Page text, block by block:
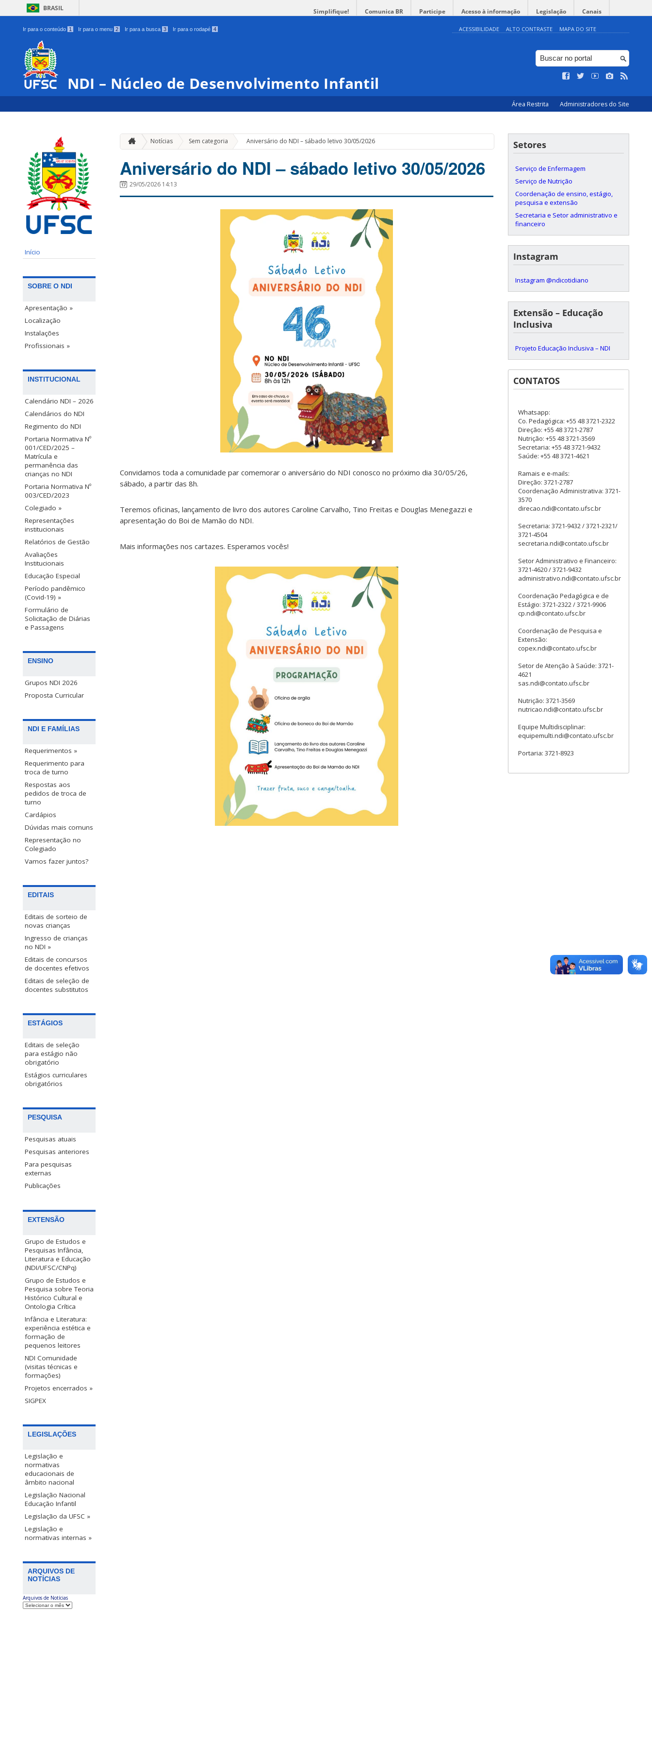
BRASIL Simplifique! Comunica BR Participe Acesso à informação Legislação Canais
Ir para o conteúdo 1 Ir para o menu 2 Ir para a busca 3 Ir para o rodapé 4 ACESSIBILIDADE ALTO CONTRASTE MAPA DO SITE
NDI – Núcleo de Desenvolvimento Infantil
Área Restrita Administradores do Site
Início
SOBRE O NDI
Apresentação »
Localização
Instalações
Profissionais »
INSTITUCIONAL
Calendário NDI – 2026
Calendários do NDI
Regimento do NDI
Portaria Normativa Nº
001/CED/2025 –
Matrícula e
permanência das
crianças no NDI
Portaria Normativa Nº
003/CED/2023
Colegiado »
Representações
institucionais
Relatórios de Gestão
Avaliações
Institucionais
Educação Especial
Período pandêmico
(Covid-19) »
Formulário de
Solicitação de Diárias
e Passagens
ENSINO
Grupos NDI 2026
Proposta Curricular
NDI E FAMÍLIAS
Requerimentos »
Requerimento para
troca de turno
Respostas aos
pedidos de troca de
turno
Cardápios
Dúvidas mais comuns
Representação no
Colegiado
Vamos fazer juntos?
EDITAIS
Editais de sorteio de
novas crianças
Ingresso de crianças
no NDI »
Editais de concursos
de docentes efetivos
Editais de seleção de
docentes substitutos
ESTÁGIOS
Editais de seleção
para estágio não
obrigatório
Estágios curriculares
obrigatórios
PESQUISA
Pesquisas atuais
Pesquisas anteriores
Para pesquisas
externas
Publicações
EXTENSÃO
Grupo de Estudos e
Pesquisas Infância,
Literatura e Educação
(NDI/UFSC/CNPq)
Grupo de Estudos e
Pesquisa sobre Teoria
Histórico Cultural e
Ontologia Crítica
Infância e Literatura:
experiência estética e
formação de
pequenos leitores
NDI Comunidade
(visitas técnicas e
formações)
Projetos encerrados »
SIGPEX
LEGISLAÇÕES
Legislação e
normativas
educacionais de
âmbito nacional
Legislação Nacional
Educação Infantil
Legislação da UFSC »
Legislação e
normativas internas »
ARQUIVOS DE
NOTÍCIAS
Arquivos de Notícias
Notícias Sem categoria » Aniversário do NDI – sábado letivo 30/05/2026
Aniversário do NDI – sábado letivo 30/05/2026
29/05/2026 14:13
Convidamos toda a comunidade par comemorar o aniversário do NDI conosco no próximo dia 30/05/26,
sábado, a partir das 8h.
Teremos oficinas, lançamento de livro dos autores Caroline Carvalho, Tino Freitas e Douglas Menegazzi e
apresentação do Boi de Mamão do NDI.
Mais informações nos cartazes. Esperamos vocês!
Setores
Serviço de Enfermagem
Serviço de Nutrição
Coordenação de ensino, estágio,
pesquisa e extensão
Secretaria e Setor administrativo e
financeiro
Instagram
Instagram @ndicotidiano
Extensão – Educação
Inclusiva
Projeto Educação Inclusiva – NDI
CONTATOS
Whatsapp:
Co. Pedagógica: +55 48 3721-2322
Direção: +55 48 3721-2787
Nutrição: +55 48 3721-3569
Secretaria: +55 48 3721-9432
Saúde: +55 48 3721-4621
Ramais e e-mails:
Direção: 3721-2787
Coordenação Administrativa: 3721-
3570
direcao.ndi@contato.ufsc.br
Secretaria: 3721-9432 / 3721-2321/
3721-4504
secretaria.ndi@contato.ufsc.br
Setor Administrativo e Financeiro:
3721-4620 / 3721-9432
administrativo.ndi@contato.ufsc.br
Coordenação Pedagógica e de
Estágio: 3721-2322 / 3721-9906
cp.ndi@contato.ufsc.br
Coordenação de Pesquisa e
Extensão:
copex.ndi@contato.ufsc.br
Setor de Atenção à Saúde: 3721-
4621
sas.ndi@contato.ufsc.br
Nutrição: 3721-3569
nutricao.ndi@contato.ufsc.br
Equipe Multidisciplinar:
equipemulti.ndi@contato.ufsc.br
Portaria: 3721-8923